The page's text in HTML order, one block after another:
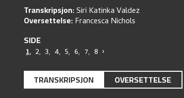
Transkripsjon:Siri Katinka Valdez
Oversettelse:Francesca Nichols
SIDE
1, 2, 3, 4, 5, 6, 7, 8 ›
TRANSKRIPSJON OVERSETTELSE